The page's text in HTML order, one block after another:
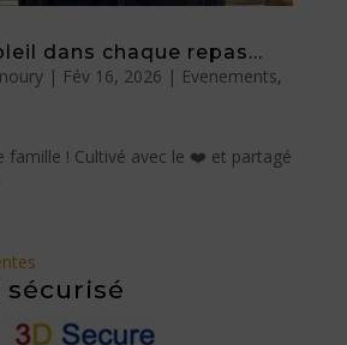
dans chaque repas…
| Fév 16, 2026 | Evenements,
famille ! Cultivé avec le ❤️ et partagé